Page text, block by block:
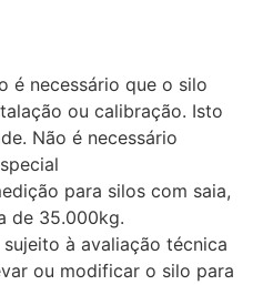
é necessário que o silo
ou calibração. Isto
Não é necessário
para silos com saia,
de 35.000kg.
à avaliação técnica
ou modificar o silo para